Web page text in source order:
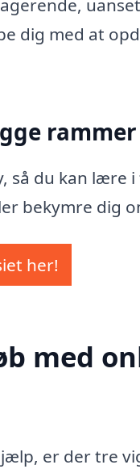
dig med at
rammer
så du kan lære
bekymre dig
her!
med
er der tre